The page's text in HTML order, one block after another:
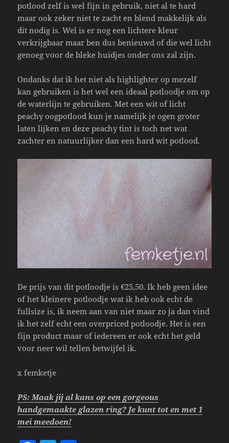
potlood zelf is wel fijn in gebruik, niet al te hard
maar ook zeker niet te zacht en blend makkelijk als
dit nodig is. Wel is er nog een lichtere kleur
verkrijgbaar maar ben dus benieuwd of die wel licht
genoeg voor de bleke huidjes onder ons zal zijn.
Ondanks dat ik het niet als highlighter op mezelf
kan gebruiken is het wel een ideaal potloodje om op
de waterlijn te gebruiken. Met een wit of licht
peachy oogpotlood kun je namelijk je ogen groter
laten lijken en deze peachy tint is toch net wat
zachter en natuurlijker dan een hard wit potlood.
De prijs van dit potloodje is €25,50. Ik heb geen idee
of het kleinere potloodje wat ik heb ook echt de
fullsize is, ik neem aan van niet maar zo ja dan vind
ik het zelf echt een overpriced potloodje. Het is een
fijn product maar of iedereen er ook echt het geld
voor neer wil tellen betwijfel ik.
x femketje
PS: Maak jij al kans op een gorgeous
handgemaakte glazen ring? Je kunt tot en met 1
mei meedoen!